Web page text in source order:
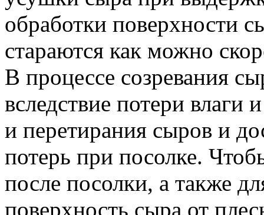
обработки поверхности
стараются как можно
В процессе созревания
вследствие потери
и перетирания сыров и
потерь при посолке.
после посолки, а также
поверхность сыра от